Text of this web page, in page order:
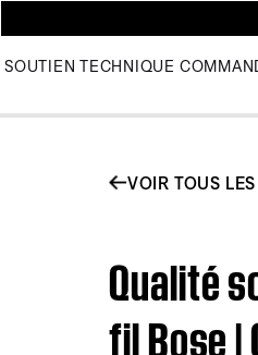
SOUTIEN TECHNIQUE
VOIR TOUS
Qualité
fil Bose